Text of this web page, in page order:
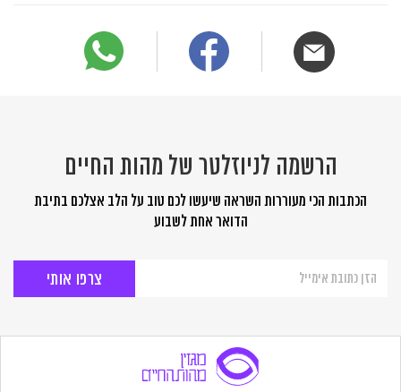
הרשמה לניוזלטר של מהות החיים
הכתבות הכי מעוררות השראה שיעשו לכם טוב על הלב אצלכם בתיבת
הדואר אחת לשבוע
לניוזלטר
החיים